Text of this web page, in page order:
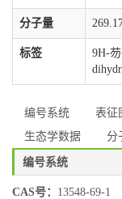
分子量
标签
9H-
编号系统 表征
生态学数据
分
编号系统
CAS号： 13548-69-1